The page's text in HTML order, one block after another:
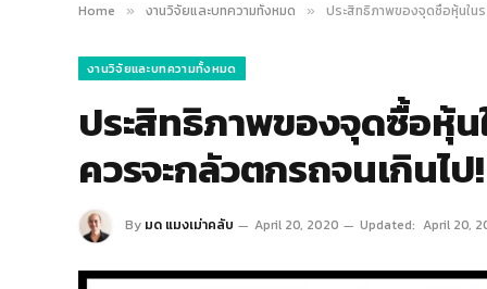
Home » งานวิจัยและบทความทั้งหมด » ประสิทธิภาพของจุดซื้อหุ้นใน
งานวิจัยและบทความทั้งหมด
ประสิทธิภาพของจุดซื้อหุ้
ควรจะกลัวตกรถจนเกินไป!
By มด แมงเม่าคลับ April 20, 2020 Updated: April 20,